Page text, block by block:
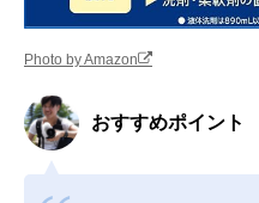
Photo by Amazon
おすすめポイント